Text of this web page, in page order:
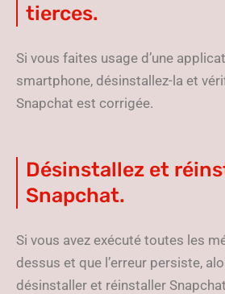
tierces.
Si vous faites usage d’une
smartphone, désinstallez-la et
Snapchat est corrigée.
Désinstallez et
Snapchat.
Si vous avez exécuté toutes les
dessus et que l’erreur persiste,
désinstaller et réinstaller